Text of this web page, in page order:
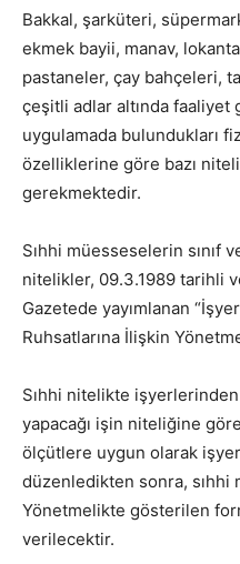
Bakkal, şarküteri,
ekmek bayii, manav,
pastaneler, çay bahçeleri,
çeşitli adlar altında
uygulamada bulundukları
özelliklerine göre bazı
gerekmektedir.
Sıhhi müesseselerin sınıf
nitelikler, 09.3.1989 tarihli
Gazetede yayımlanan
Ruhsatlarına İlişkin
Sıhhi nitelikte
yapacağı işin niteliğine
ölçütlere uygun olarak
düzenledikten sonra, sıhhi
Yönetmelikte gösterilen
verilecektir.